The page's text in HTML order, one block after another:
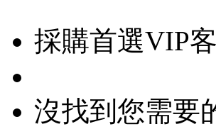
採購首選VIP
沒找到您需要